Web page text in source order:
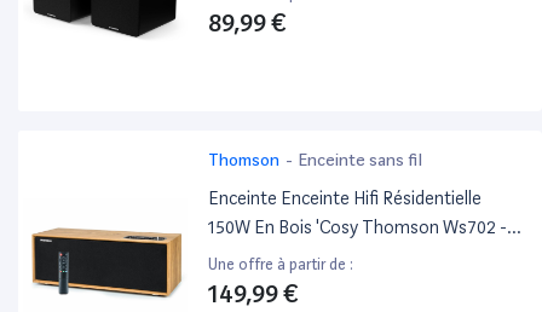
Optique Câble Inclus - Noir
89,99 €
Thomson - Enceinte sans fil
Enceinte Enceinte Hifi Résidentielle
150W En Bois 'Cosy Thomson Ws702 -
Entrée TV Audio, Câble Optique,
Bluetooth 5.0, Usb, Egaliseur -
Une offre à partir de :
149,99 €